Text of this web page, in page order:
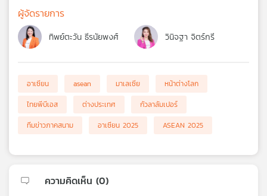
ผู้จัดรายการ
ทิพย์ตะวัน ธีรนัยพงศ์ วินิจฐา จิตร์กรี
อาเซียน asean มาเลเซีย
หน้าต่างโลก
ไทยพีบีเอส
ต่างประเทศ
กัวลาลัมเปอร์
ทีมข่าวภาคสนาม
อาเซียน 2025 ASEAN 2025
ความคิดเห็น (0)